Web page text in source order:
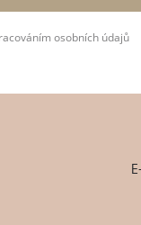
osobních údajů